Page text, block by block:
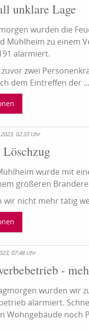
unklare Lage
wurden die
Mühlheim zu einem
alarmiert.
zwei
dem Eintreffen der ...
02:33 Uhr
wurde mit
größeren
wir nicht mehr tätig
07:48 Uhr
-
wurden wir
alarmiert.
Wohngebäude noch